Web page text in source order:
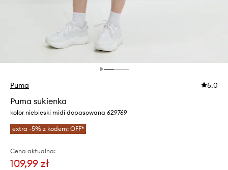
Puma 5.0
Puma sukienka
kolor niebieski midi dopasowana 629769
extra -5% z kodem: OFF*
Cena aktualna:
109,99 zł